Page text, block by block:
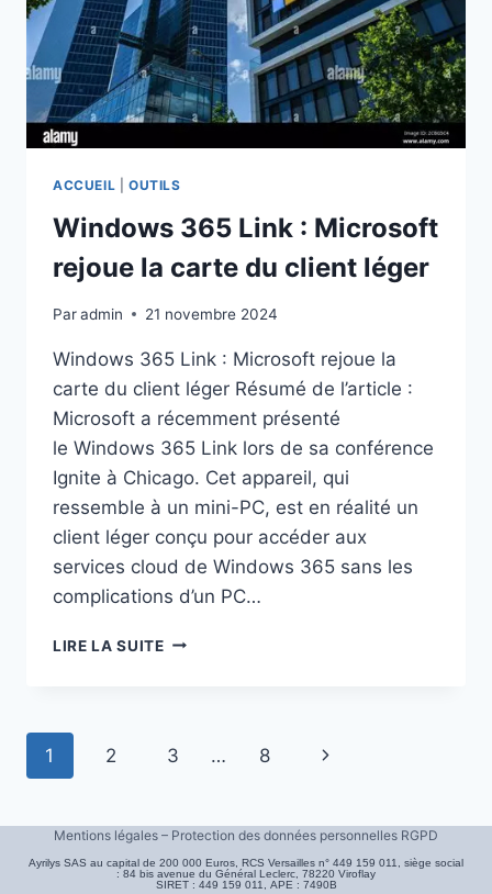
ACCUEIL OUTILS
Windows 365 Link : Microsoft
rejoue la carte du client léger
Paradmin 21 novembre 2024
Windows 365 Link : Microsoft rejoue la
carte du client léger Résumé de l’article :
Microsoft a récemment présenté
le Windows 365 Link lors de sa conférence
Ignite à Chicago. Cet appareil, qui
ressemble à un mini-PC, est en réalité un
client léger conçu pour accéder aux
services cloud de Windows 365 sans les
complications d’un PC…
LIRE LA SUITEWINDOWS
REJOUE
DU
LÉGER
Navigation
page
1 2 3 … 8
Page
Mentions légales – Protection des données personnelles RGPD
Ayrilys SAS au capital de 200 000 Euros, RCS Versailles n° 449 159 011, siège social
: 84 bis avenue du Général Leclerc, 78220 Viroflay
SIRET : 449 159 011, APE : 7490B